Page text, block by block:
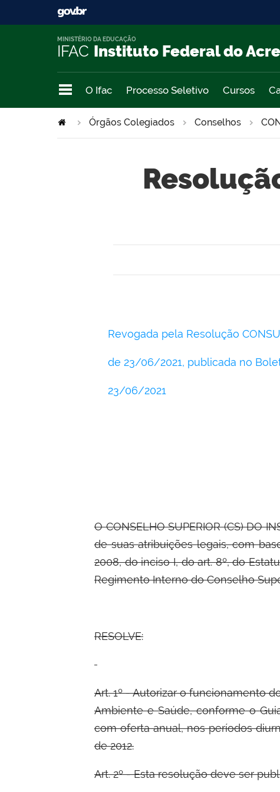
IFAC Instituto Federal do Acre
MINISTÉRIO DA EDUCAÇÃO
O Ifac Processo Seletivo Cursos
Órgãos Colegiados Conselhos
Revogada pela Resolução
de 23/06/2021, publicada no
23/06/2021
O CONSELHO SUPERIOR (CS) DO
de suasatribuições legais, com
2008, do inciso I, do art. 8º, do
Regimento Interno do Conselho
RESOLVE:
Art. 1º - Autorizar o funcionamento
Ambiente e Saúde, conforme o
com oferta anual, nos períodos
de 2012.
Art. 2º - Esta resolução deve ser